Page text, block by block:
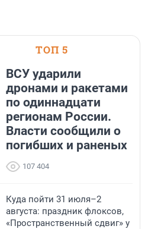
ТОП 5
ВСУ ударили
дронами и ракетами
по одиннадцати
регионам России.
Власти сообщили о
погибших и раненых
107 404
Куда пойти 31 июля–2
августа: праздник флоксов,
«Пространственный сдвиг» у